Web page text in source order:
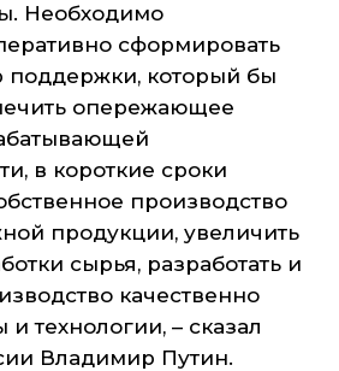
Необходимо
сформировать
поддержки, который бы
опережающее
в короткие сроки
производство
продукции, увеличить
сырья, разработать и
качественно
технологии, – сказал
Владимир Путин.